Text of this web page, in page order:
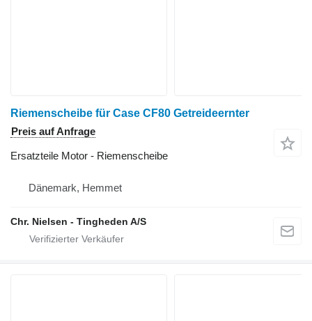
Riemenscheibe für Case CF80 Getreideernter
Preis auf Anfrage
Ersatzteile Motor - Riemenscheibe
Dänemark, Hemmet
Chr. Nielsen - Tingheden A/S